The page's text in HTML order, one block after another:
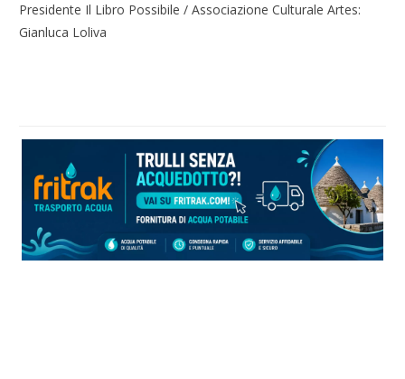
Presidente Il Libro Possibile / Associazione Culturale Artes:
Gianluca Loliva